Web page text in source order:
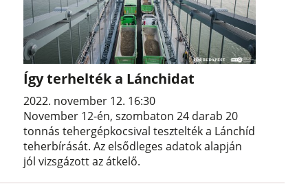
Így terhelték a Lánchidat
2022. november 12. 16:30
November 12-én, szombaton 24 darab 20
tonnás tehergépkocsival tesztelték a Lánchíd
teherbírását. Az elsődleges adatok alapján
jól vizsgázott az átkelő.